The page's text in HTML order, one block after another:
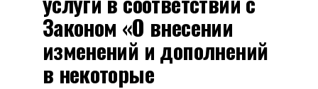
Законом «О внесении
изменений и дополнений
в некоторые